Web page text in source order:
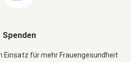
Spenden
Einsatz für mehr Frauengesundheit